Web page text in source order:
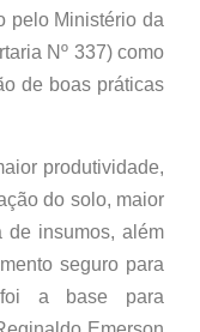
pelo Ministério da
Nº 337) como
de boas práticas
produtividade,
do solo, maior
de insumos, além
seguro para
foi a base para